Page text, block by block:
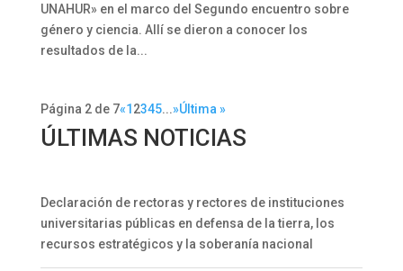
UNAHUR» en el marco del Segundo encuentro sobre
género y ciencia. Allí se dieron a conocer los
resultados de la...
Página 2 de 7«1 2345...»Última »
ÚLTIMAS NOTICIAS
Declaración de rectoras y rectores de instituciones
universitarias públicas en defensa de la tierra, los
recursos estratégicos y la soberanía nacional